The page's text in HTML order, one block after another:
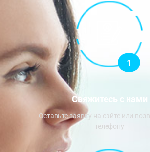
1
Свяжитесь с нами
Оставьте заявку на сайте или
телефону